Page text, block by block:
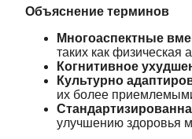
Объяснение терминов
Многоаспектные
таких как физическая
Когнитивное
Культурно
их более
улучшению здоровья